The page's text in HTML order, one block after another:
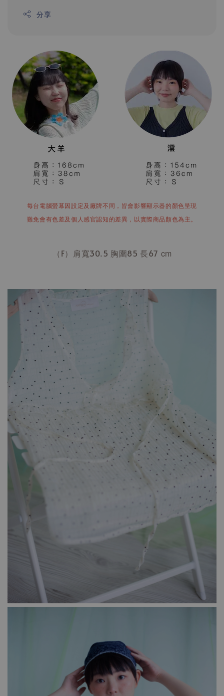
分享
每台電腦螢幕因設定及廠牌不同，皆會影響顯示器的顏色呈現
難免會有色差及個人感官認知的差異，以實際商品顏色為主。
（F）肩寬30.5 胸圍85 長67 cm